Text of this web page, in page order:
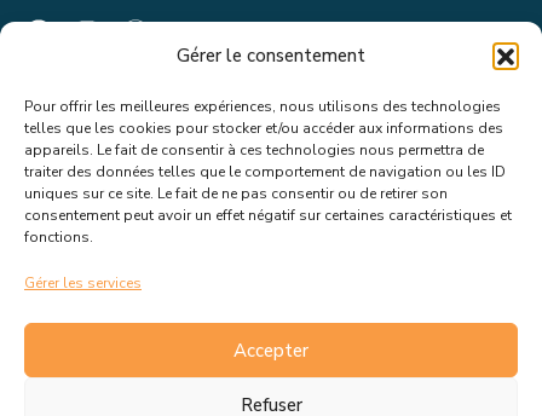
Gérer le consentement
Pour offrir les meilleures expériences, nous utilisons des technologies
telles que les cookies pour stocker et/ou accéder aux informations des
appareils. Le fait de consentir à ces technologies nous permettra de
traiter des données telles que le comportement de navigation ou les ID
uniques sur ce site. Le fait de ne pas consentir ou de retirer son
consentement peut avoir un effet négatif sur certaines caractéristiques et
fonctions.
Gérer les services
Accepter
Refuser
Suivez toutes les informations &
actualités de votre ville !
mairie de Rousset. En savoir plus sur la gestion de mes